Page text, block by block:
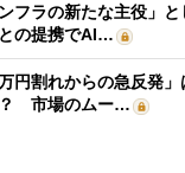
フラの新たな主役」
の提携でAI…
円割れからの急反発
？ 市場のムー…